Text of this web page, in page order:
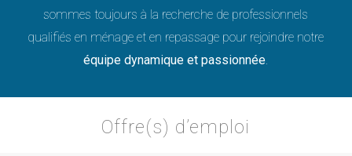
sommes toujours à la recherche de professionnels
qualifiés en ménage et en repassage pour rejoindre notre
équipe dynamique et passionnée
Offre(s) d’emploi